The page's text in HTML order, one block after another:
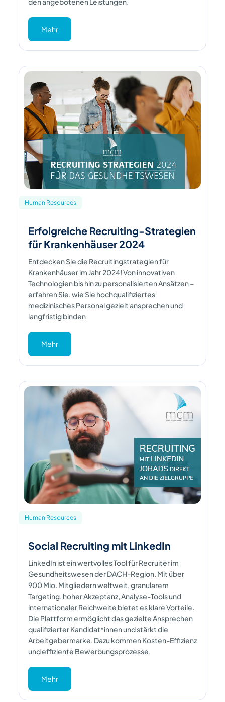
Mehr
Human Resources
Erfolgreiche Recruiting-Strategien
für Krankenhäuser 2024
Entdecken Sie die Recruitingstrategien für
Krankenhäuser im Jahr 2024! Von innovativen
Technologien bis hin zu personalisierten Ansätzen –
erfahren Sie, wie Sie hochqualifiziertes
medizinisches Personal gezielt ansprechen und
langfristig binden
Mehr
Human Resources
Social Recruiting mit LinkedIn
LinkedIn ist ein wertvolles Tool für Recruiter im
Gesundheitswesen der DACH-Region. Mit über
900 Mio. Mitgliedern weltweit, granularem
Targeting, hoher Akzeptanz, Analyse-Tools und
internationaler Reichweite bietet es klare Vorteile.
Die Plattform ermöglicht das gezielte Ansprechen
qualifizierter Kandidat*innen und stärkt die
Arbeitgebermarke. Dazu kommen Kosten-Effizienz
und effiziente Bewerbungsprozesse.
Mehr